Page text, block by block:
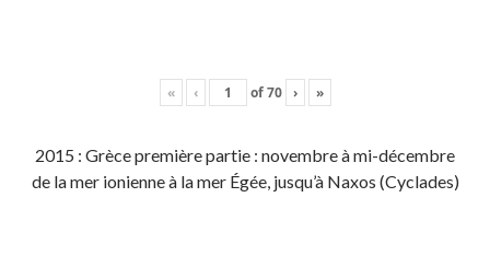
« ‹ of70 › »
2015 : Grèce première partie : novembre à mi-décembre
de la mer ionienne à la mer Égée, jusqu’à Naxos (Cyclades)